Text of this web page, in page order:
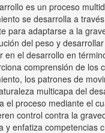
es un proceso
se desarrolla a
para adaptarse a la
del peso y
en el desarrollo en
comprensión de los
los patrones de
multicapa del
el proceso mediante el
control contra la
y enfatiza competencias